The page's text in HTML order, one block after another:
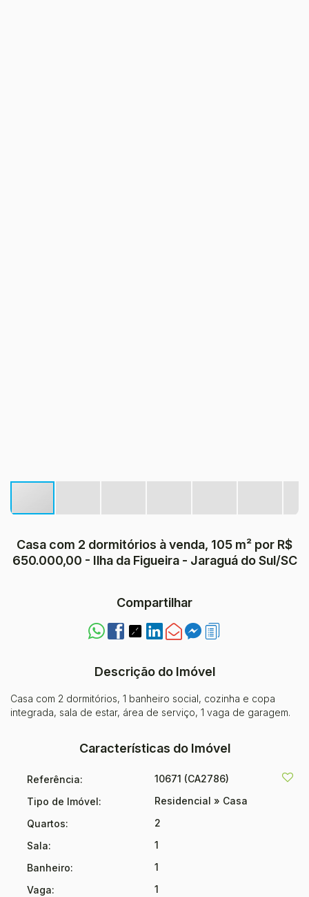
Casa com 2 dormitórios à venda, 105 m² por R$
650.000,00 - Ilha da Figueira - Jaraguá do Sul/SC
Compartilhar
Descrição do Imóvel
Casa com 2 dormitórios, 1 banheiro social, cozinha e copa
integrada, sala de estar, área de serviço, 1 vaga de garagem.
Características do Imóvel
Referência: 10671 (CA2786)
Tipo de Imóvel:
Residencial » Casa
Quartos:
2
Sala:
1
Banheiro:
1
Vaga:
1